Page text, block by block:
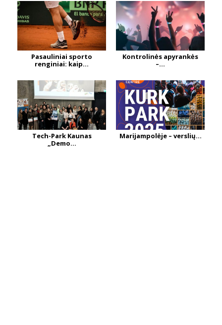
Pasauliniai sporto
renginiai: kaip...
Kontrolinės apyrankės
–...
Tech-Park Kaunas
„Demo...
Marijampolėje – verslių...